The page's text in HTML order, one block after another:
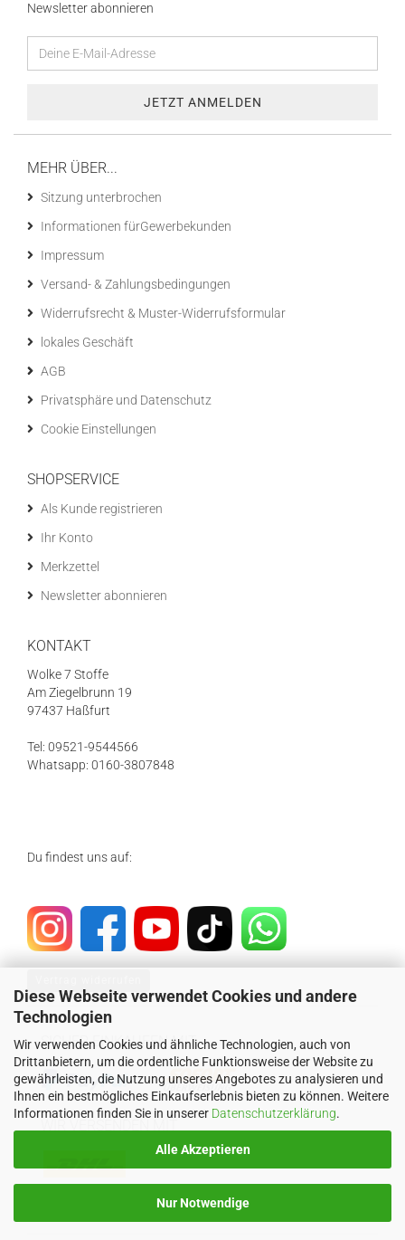
Diese Webseite verwendet Cookies und andere
Technologien
Wir verwenden Cookies und ähnliche Technologien, auch von
Drittanbietern, um die ordentliche Funktionsweise der Website zu
gewährleisten, die Nutzung unseres Angebotes zu analysieren und
Ihnen ein bestmögliches Einkaufserlebnis bieten zu können. Weitere
Informationen finden Sie in unserer Datenschutzerklärung.
Alle Akzeptieren
Nur Notwendige
Newsletter abonnieren
MEHR ÜBER...
Sitzung unterbrochen
Informationen fürGewerbekunden
Impressum
Versand- & Zahlungsbedingungen
Widerrufsrecht & Muster-Widerrufsformular
lokales Geschäft
AGB
Privatsphäre und Datenschutz
Cookie Einstellungen
SHOPSERVICE
Als Kunde registrieren
Ihr Konto
Merkzettel
Newsletter abonnieren
KONTAKT
Wolke 7 Stoffe
Am Ziegelbrunn 19
97437 Haßfurt
Tel: 09521-9544566
Whatsapp: 0160-3807848
Du findest uns auf:
SICHER EINKAUFEN MIT